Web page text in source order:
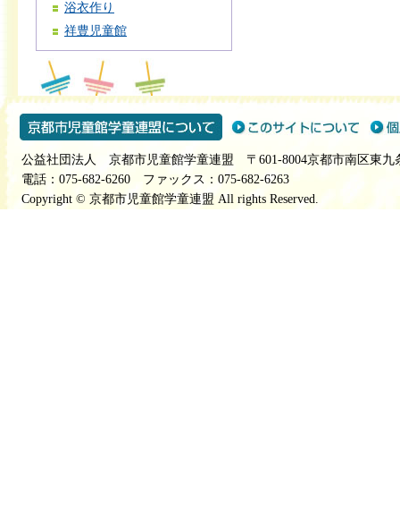
浴衣作り
祥豊児童館
公益社団法人 京都市児童館学童連盟 〒601-8004京都市南区東九
電話：075-682-6260 ファックス：075-682-6263
Copyright © 京都市児童館学童連盟 All rights Reserved.